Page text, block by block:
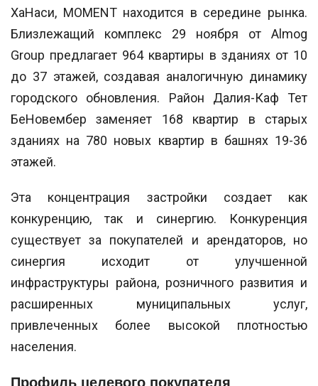
ХаНаси, MOMENT находится в середине рынка.
Близлежащий комплекс 29 ноября от Almog
Group предлагает 964 квартиры в зданиях от 10
до 37 этажей, создавая аналогичную динамику
городского обновления. Район Далия-Каф Тет
БеНовембер заменяет 168 квартир в старых
зданиях на 780 новых квартир в башнях 19-36
этажей.
Эта концентрация застройки создает как
конкуренцию, так и синергию. Конкуренция
существует за покупателей и арендаторов, но
синергия исходит от улучшенной
инфраструктуры района, розничного развития и
расширенных муниципальных услуг,
привлеченных более высокой плотностью
населения.
Профиль целевого покупателя